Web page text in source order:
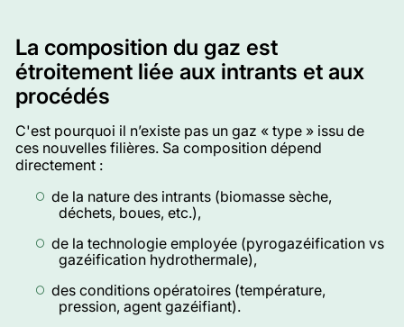
La composition du gaz est
étroitement liée aux intrants et aux
procédés
C'est pourquoi il n’existe pas un gaz « type » issu de
ces nouvelles filières. Sa composition dépend
directement :
de la nature des intrants (biomasse sèche,
déchets, boues, etc.),
de la technologie employée (pyrogazéification vs
gazéification hydrothermale),
des conditions opératoires (température,
pression, agent gazéifiant).